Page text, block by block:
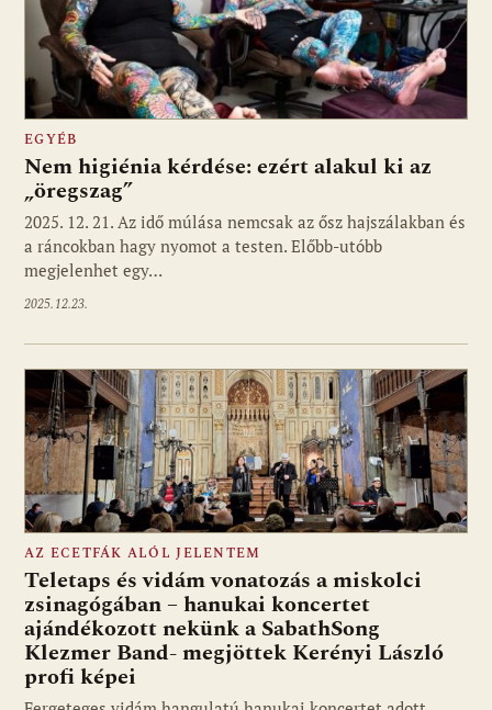
EGYÉB
Nem higiénia kérdése: ezért alakul ki az
„öregszag”
2025. 12. 21. Az idő múlása nemcsak az ősz hajszálakban és
a ráncokban hagy nyomot a testen. Előbb-utóbb
megjelenhet egy…
2025.12.23.
AZ ECETFÁK ALÓL JELENTEM
Teletaps és vidám vonatozás a miskolci
zsinagógában – hanukai koncertet
ajándékozott nekünk a SabathSong
Klezmer Band- megjöttek Kerényi László
profi képei